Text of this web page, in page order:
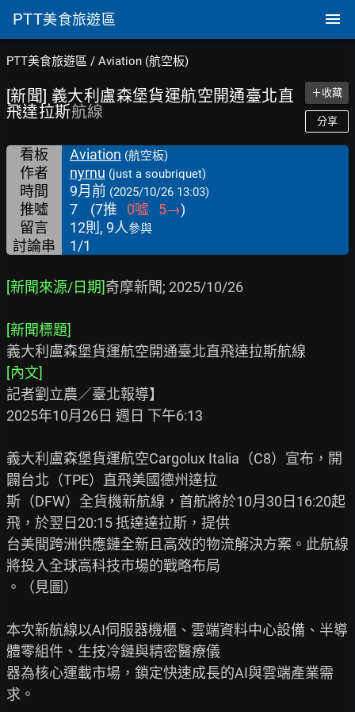
PTT美食旅遊區
PTT美食旅遊區 / Aviation (航空板)
[新聞] 義大利盧森堡貨運航空開通臺北直
飛達拉斯航線
＋收藏
分享
看板 Aviation (航空板)
作者 nyrnu (just a soubriquet)
時間 9月前 (2025/10/26 13:03)
推噓 7 (7推 0噓 5→)
留言
12則, 9人參與
討論串 1/1
[新聞來源/日期]奇摩新聞; 2025/10/26
[新聞標題]
[內文]
記者劉立農／臺北報導】
2025年10月26日 週日 下午6:13
義大利盧森堡貨運航空Cargolux Italia（C8）宣布，開
闢台北（TPE）直飛美國德州達拉
斯（DFW）全貨機新航線，首航將於10月30日16:20起
飛，於翌日20:15 抵達達拉斯，提供
台美間跨洲供應鏈全新且高效的物流解決方案。此航線
將投入全球高科技市場的戰略布局
。（見圖）
本次新航線以AI伺服器機櫃、雲端資料中心設備、半導
體零組件、生技冷鏈與精密醫療儀
器為核心運載市場，鎖定快速成長的AI與雲端產業需
求。